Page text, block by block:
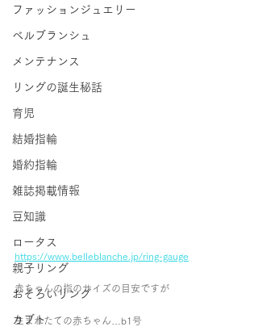
ファッションジュエリー
ベルブランシュ
メンテナンス
リングの誕生秘話
育児
結婚指輪
婚約指輪
雑誌掲載情報
豆知識
ロータス
親子リング
おそろいリング
カブト
https://www.belleblanche.jp/ring-gauge
赤ちゃんの指のサイズの目安ですが
生まれたての赤ちゃん…b1号